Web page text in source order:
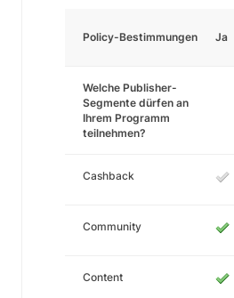
Policy-Bestimmungen Ja
Welche Publisher-
Segmente dürfen an
Ihrem Programm
teilnehmen?
Cashback
Community
Content